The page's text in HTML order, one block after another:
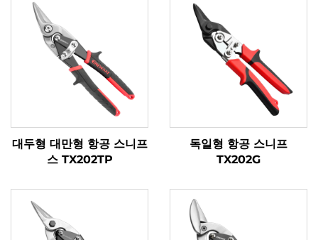
대두형 대만형 항공 스니프
스 TX202TP
독일형 항공 스니프
TX202G